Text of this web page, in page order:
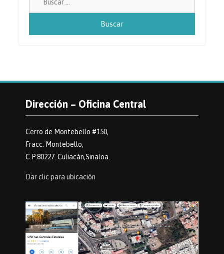
Dirección – Oficina Central
Cerro de Montebello #150,
Fracc. Montebello,
C.P.80227. Culiacán,Sinaloa.
Dar clic para ubicación